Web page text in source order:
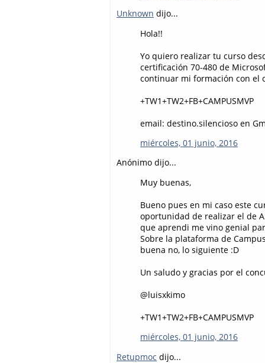
Unknown dijo...
Hola!!
Yo quiero realizar tu curso
certificación 70-480 de
continuar mi formación con el
+TW1+TW2+FB+CAMPUSMVP
email: destino.silencioso en
miércoles, 01 junio, 2016
Anónimo dijo...
Muy buenas,
Bueno pues en mi caso este
oportunidad de realizar el de
que aprendi me vino genial
Sobre la plataforma de
buena no, lo siguiente :D
Un saludo y gracias por el
@luisxkimo
+TW1+TW2+FB+CAMPUSMVP
miércoles, 01 junio, 2016
Retupmoc dijo...